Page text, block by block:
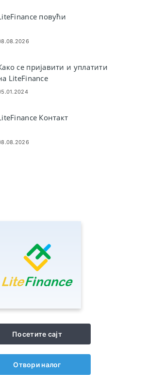
повући
се пријавити и уплатити
LiteFinance
Контакт
Посетите сајт
Отвори налог